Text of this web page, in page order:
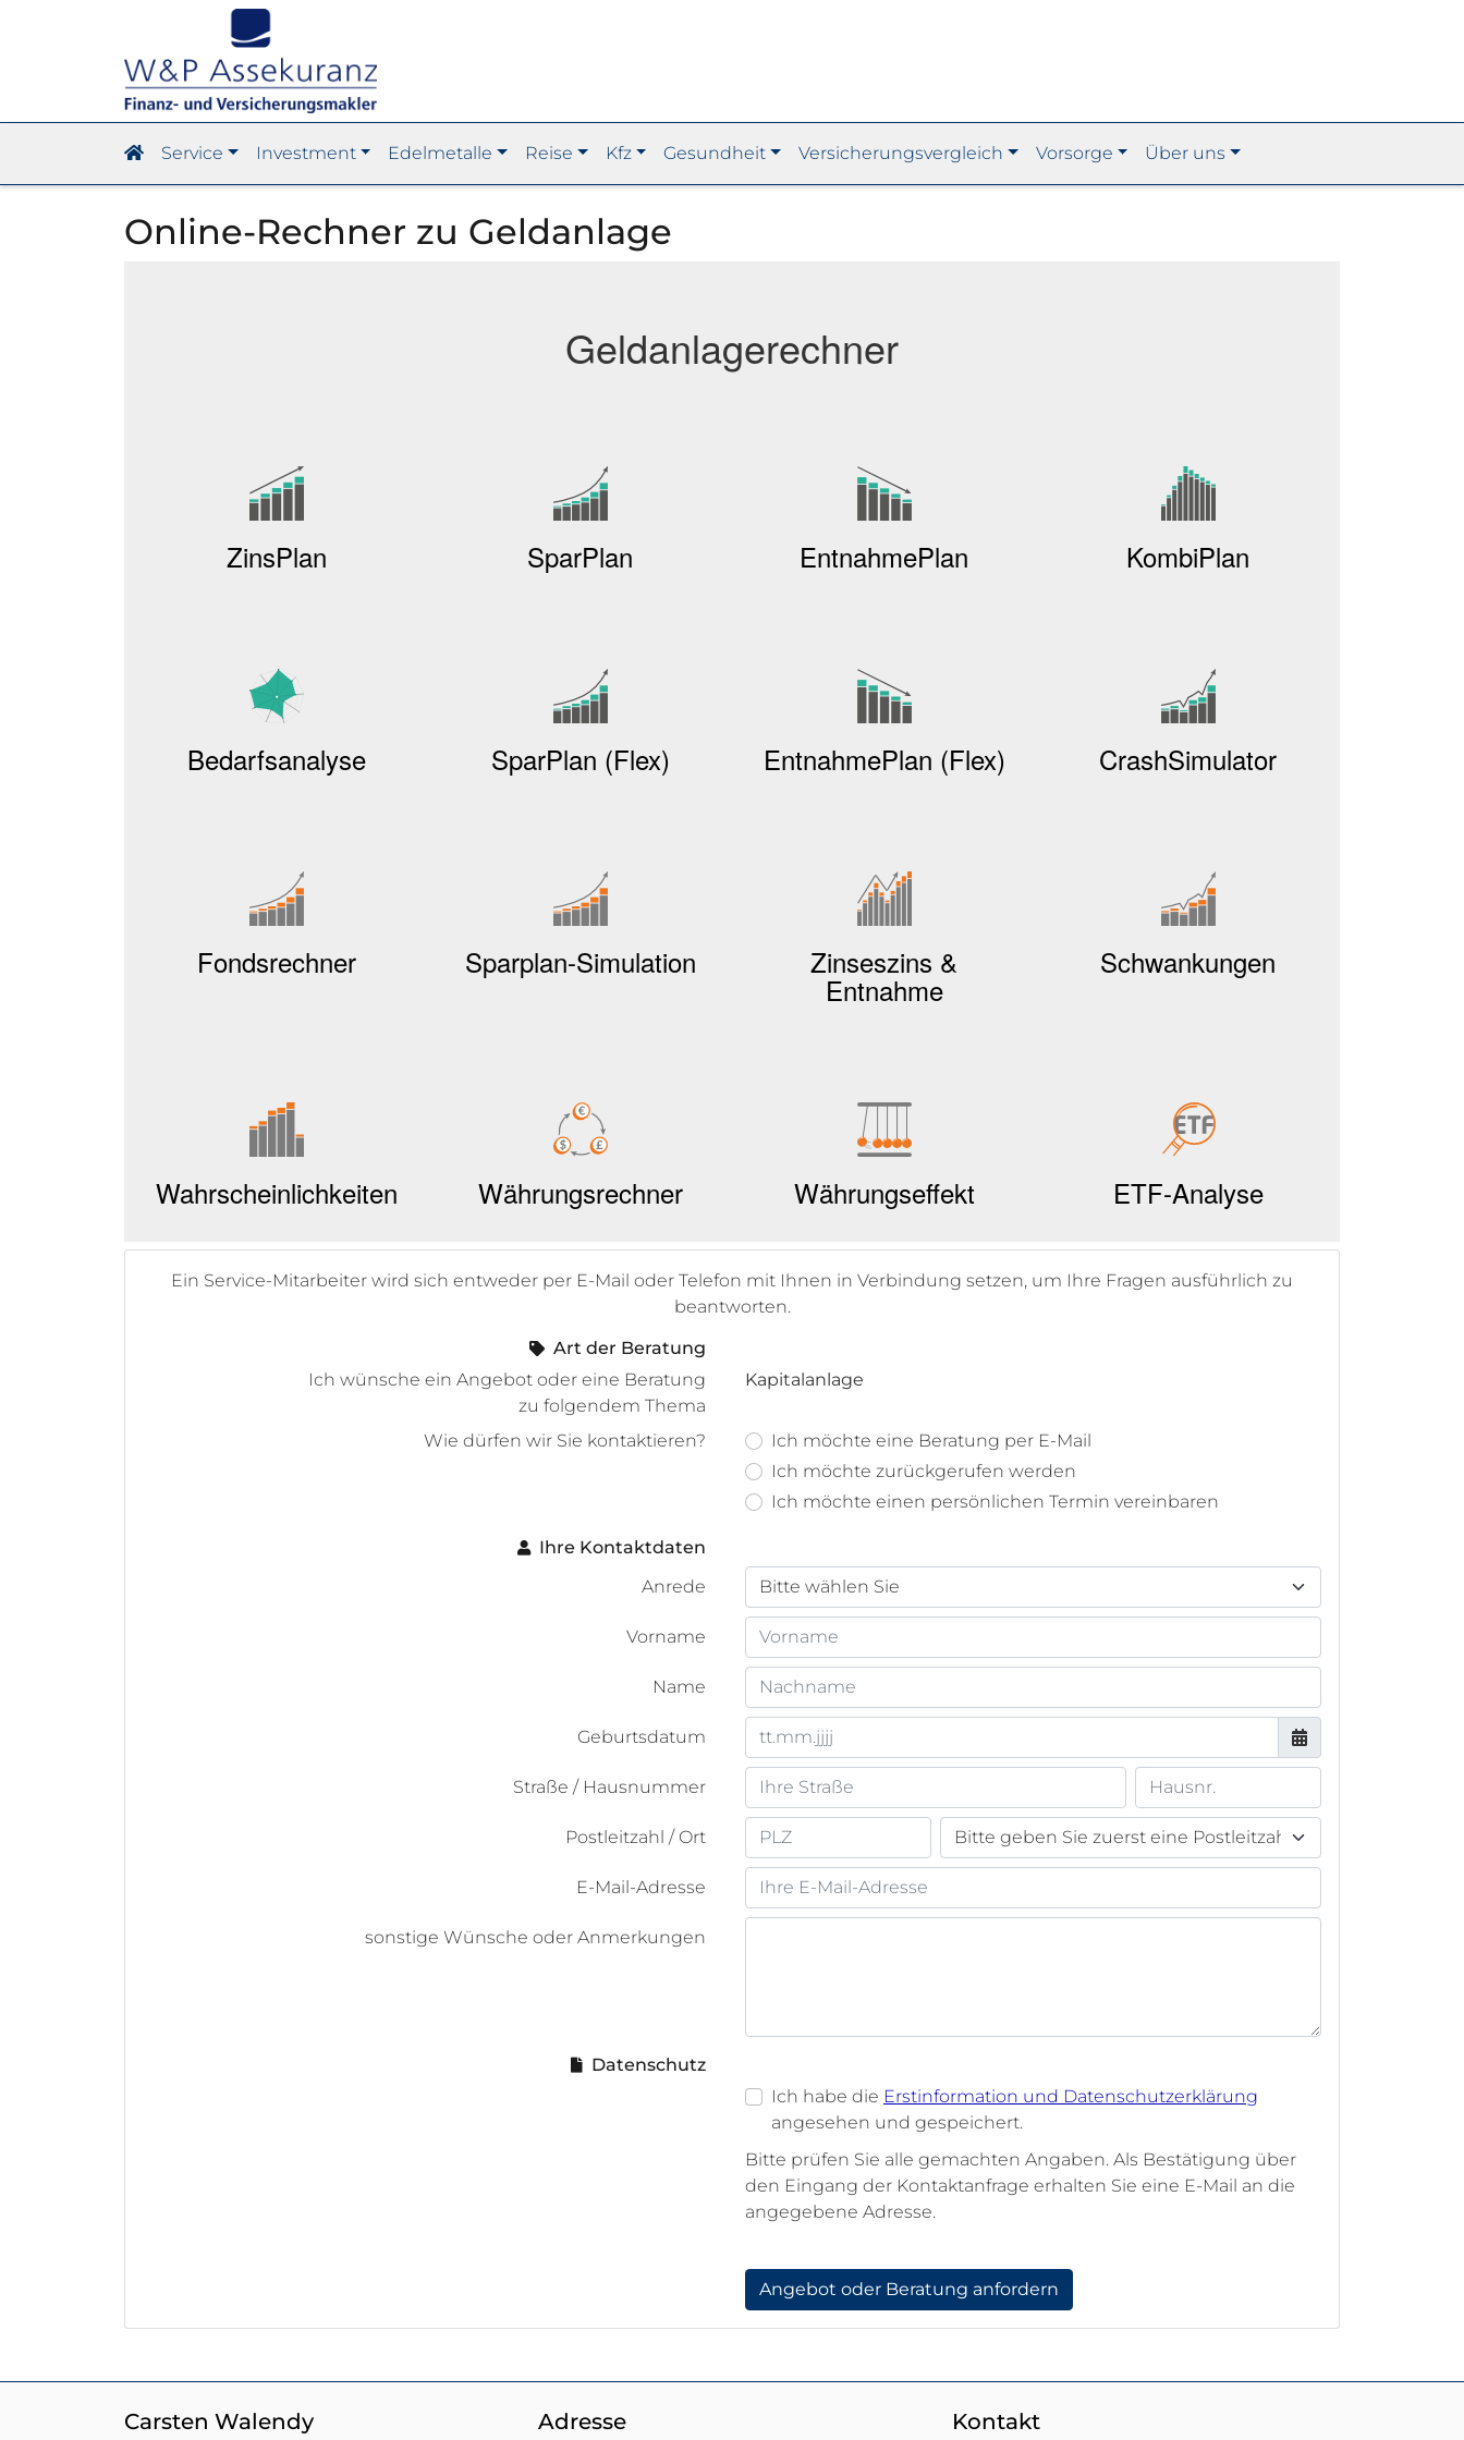
Service Investment Edelmetalle Reise Kfz Gesundheit Versicherungsvergleich Vorsorge Über uns
Online-Rechner zu Geldanlage
Ein Service-Mitarbeiter wird sich entweder per E-Mail oder Telefon mit Ihnen in Verbindung setzen, um Ihre Fragen ausführlich zu
beantworten.
Art der Beratung
Ich wünsche ein Angebot oder eine Beratung
zu folgendem Thema
Kapitalanlage
Wie dürfen wir Sie kontaktieren?
Ich möchte eine Beratung per E-Mail
Ich möchte zurückgerufen werden
Ich möchte einen persönlichen Termin vereinbaren
Ihre Kontaktdaten
Anrede
Vorname
Name
Geburtsdatum
Straße / Hausnummer
Postleitzahl / Ort
E-Mail-Adresse
sonstige Wünsche oder Anmerkungen
Datenschutz
Ich habe die Erstinformation und Datenschutzerklärung
angesehen und gespeichert.
Bitte prüfen Sie alle gemachten Angaben. Als Bestätigung über
den Eingang der Kontaktanfrage erhalten Sie eine E-Mail an die
angegebene Adresse.
Angebot oder Beratung anfordern
Carsten Walendy Adresse Kontakt